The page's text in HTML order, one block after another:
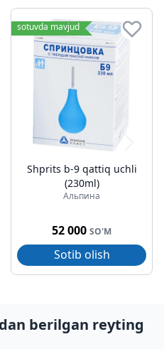
sotuvda mavjud
Shprits b-9 qattiq uchli
(230ml)
Альпина
52 000 SO'M
Sotib olish
berilgan reyting